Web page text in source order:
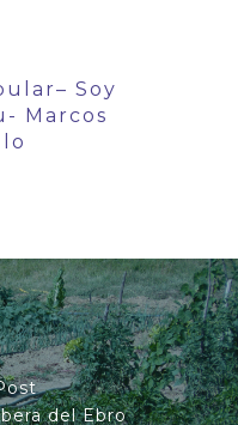
Soy
Marcos
del Ebro